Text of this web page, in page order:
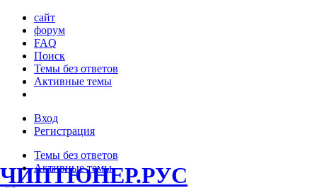
сайт
форум
FAQ
Поиск
Темы без ответов
Активные темы
Вход
Регистрация
Темы без ответов
Активные темы
ЧИПТЮНЕР.РУС